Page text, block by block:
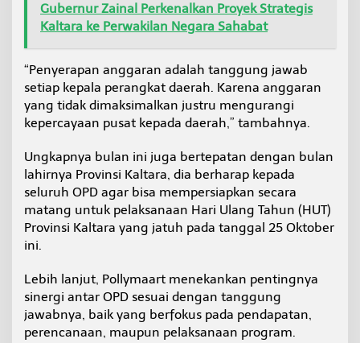
Gubernur Zainal Perkenalkan Proyek Strategis
Kaltara ke Perwakilan Negara Sahabat
“Penyerapan anggaran adalah tanggung jawab
setiap kepala perangkat daerah. Karena anggaran
yang tidak dimaksimalkan justru mengurangi
kepercayaan pusat kepada daerah,” tambahnya.
Ungkapnya bulan ini juga bertepatan dengan bulan
lahirnya Provinsi Kaltara, dia berharap kepada
seluruh OPD agar bisa mempersiapkan secara
matang untuk pelaksanaan Hari Ulang Tahun (HUT)
Provinsi Kaltara yang jatuh pada tanggal 25 Oktober
ini.
Lebih lanjut, Pollymaart menekankan pentingnya
sinergi antar OPD sesuai dengan tanggung
jawabnya, baik yang berfokus pada pendapatan,
perencanaan, maupun pelaksanaan program.